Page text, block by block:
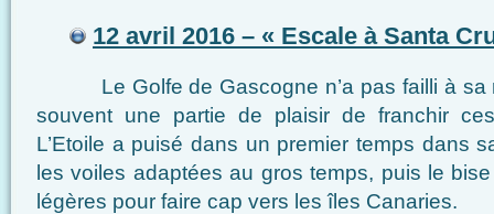
12 avril 2016 – « Escale à Santa
Le Golfe de Gascogne n’a pas failli à sa
souvent une partie de plaisir de franchir
L’Etoile a puisé dans un premier temps dans
les voiles adaptées au gros temps, puis le
légères pour faire cap vers les îles Canaries.